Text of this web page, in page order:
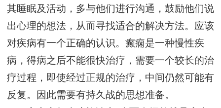
其睡眠及活动，多与他们进行沟通，鼓励他们说
出心理的想法，从而寻找适合的解决方法。应该
对疾病有一个正确的认识。癫痫是一种慢性疾
病，得病之后不能很快治疗，需要一个较长的治
疗过程，即使经过正规的治疗，中间仍然可能有
反复。因此需要有持久战的思想准备。